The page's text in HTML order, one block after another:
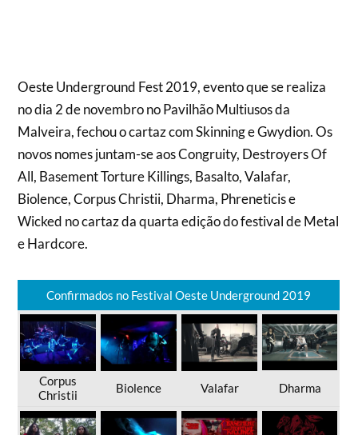
Oeste Underground Fest 2019, evento que se realiza
no dia 2 de novembro no Pavilhão Multiusos da
Malveira, fechou o cartaz com Skinning e Gwydion. Os
novos nomes juntam-se aos Congruity, Destroyers Of
All, Basement Torture Killings, Basalto, Valafar,
Biolence, Corpus Christii, Dharma, Phreneticis e
Wicked no cartaz da quarta edição do festival de Metal
e Hardcore.
Confirmados no Festival Oeste Underground 2019
Corpus
Christii
Biolence Valafar Dharma